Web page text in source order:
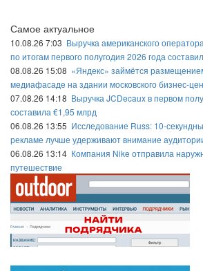
Самое актуальное
10.08.26 7:03 Выручка американского
по итогам первого полугодия 2026 года
08.08.26 15:08 «Яндекс» займётся
медиафасаде на здании московского бизнес-
07.08.26 14:18 Выручка JCDecaux в первом
составила €1,95 млрд
06.08.26 13:55 Исследование Russ: 10-
рекламе лучше удерживают внимание
06.08.26 13:14 Компания Nike отправила
путешествие